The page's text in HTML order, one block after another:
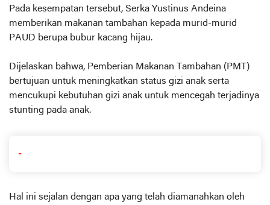
Pada kesempatan tersebut, Serka Yustinus Andeina
memberikan makanan tambahan kepada murid-murid
PAUD berupa bubur kacang hijau.
Dijelaskan bahwa, Pemberian Makanan Tambahan (PMT)
bertujuan untuk meningkatkan status gizi anak serta
mencukupi kebutuhan gizi anak untuk mencegah terjadinya
stunting pada anak.
-
Hal ini sejalan dengan apa yang telah diamanahkan oleh